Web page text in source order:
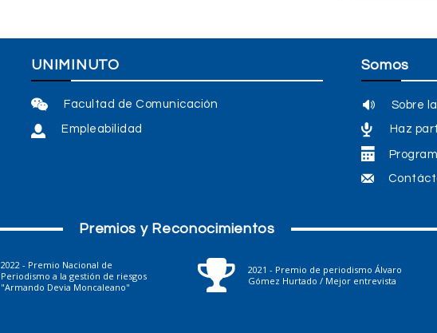
i
s
i
u
i
e
v
UNIMINUTO
Facultad de Comunicación
Empleabilidad
Somos
Sobre
Haz
Premios y Reconocimientos
2022 - Premio Nacional de
Periodismo a la gestión de riesgos
"Armando Devia Moncaleano"
2021 - Premio de periodismo Álvaro
Gómez Hurtado / Mejor entrevista